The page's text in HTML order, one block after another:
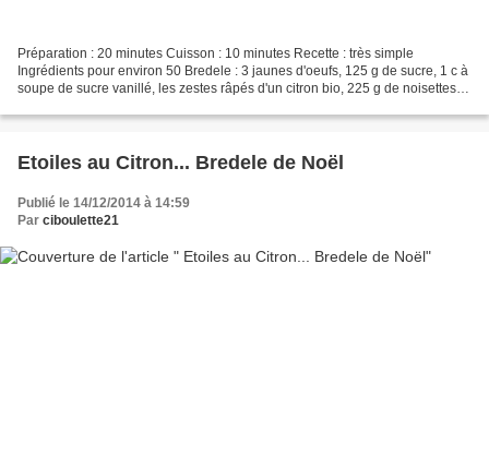
Préparation : 20 minutes Cuisson : 10 minutes Recette : très simple
Ingrédients pour environ 50 Bredele : 3 jaunes d'oeufs, 125 g de sucre, 1 c à
soupe de sucre vanillé, les zestes râpés d'un citron bio, 225 g de noisettes
Etoiles au Citron... Bredele de Noël
Publié le 14/12/2014 à 14:59
Par ciboulette21